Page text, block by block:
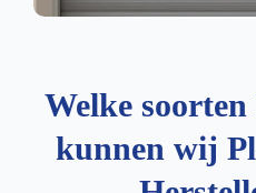
Welke
kunnen wij